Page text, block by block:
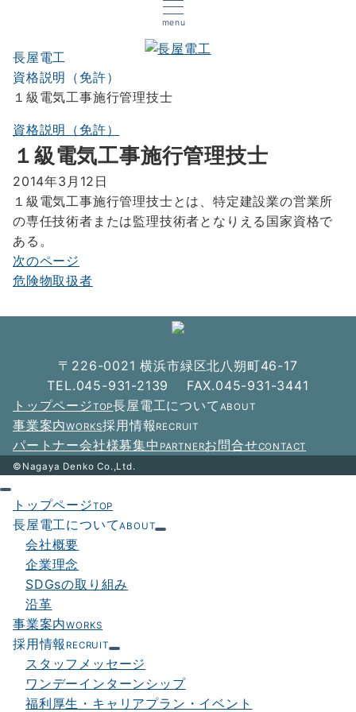
menu
長屋電工
資格説明（免許）
１級電気工事施行管理技士
資格説明（免許）
１級電気工事施行管理技士
2014年3月12日
１級電気工事施行管理技士とは、特定建設業の営業所
の専任技術者または監理技術者となりえる国家資格で
ある。
投
稿
ナ
ー
シ
ョ
ン
次のページ
危険物取扱者
〒226-0021 横浜市緑区北八朔町46-17
TEL.045-931-2139 FAX.045-931-3441
トップページTOP長屋電工について ABOUT
事業案内WORKS採用情報 RECRUIT
パートナー会社様募集中 PARTNERお問合せCONTACT
©Nagaya Denko Co.,Ltd.
トップページTOP
長屋電工についてABOUT
会社概要
企業理念
SDGsの取り組み
沿革
事業案内WORKS
採用情報 RECRUIT
スタッフメッセージ
ワンデーインターンシップ
福利厚生・キャリアプラン・イベント